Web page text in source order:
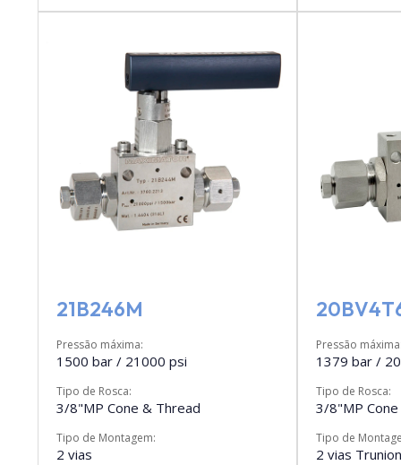
21B246M
Pressão máxima:
1500 bar / 21000 psi
Tipo de Rosca:
3/8"MP Cone & Thread
Tipo de Montagem:
2 vias
Pressão
1379 bar /
Tipo de Rosca:
3/8"MP
Tipo de
2 vias Trunion